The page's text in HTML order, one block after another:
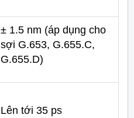
± 1.5 nm (áp dụng cho
sợi G.653, G.655.C,
G.655.D)
Lên tới 35 ps